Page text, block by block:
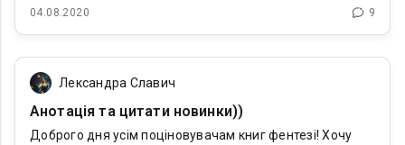
04.08.2020 9
Лександра Славич
Анотація та цитати новинки))
Доброго дня усім поціновувачам книг фентезі! Хочу